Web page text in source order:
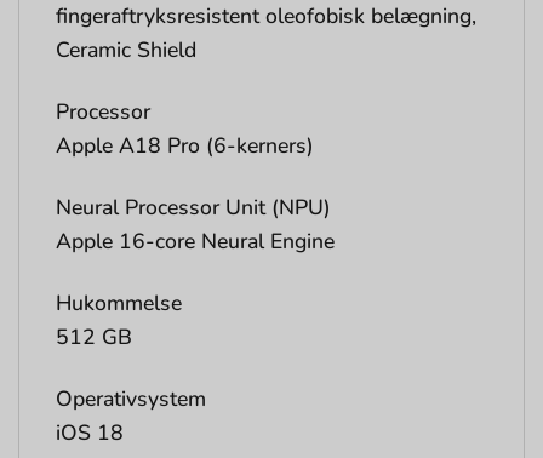
fingeraftryksresistent oleofobisk belægning,
Ceramic Shield
Processor
Apple A18 Pro (6-kerners)
Neural Processor Unit (NPU)
Apple 16-core Neural Engine
Hukommelse
512 GB
Operativsystem
iOS 18